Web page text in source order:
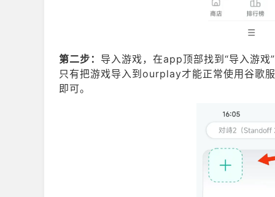
第二步： 导入游戏，在app顶部找到“导入游
只有把游戏导入到ourplay才能正常使用谷歌
即可。